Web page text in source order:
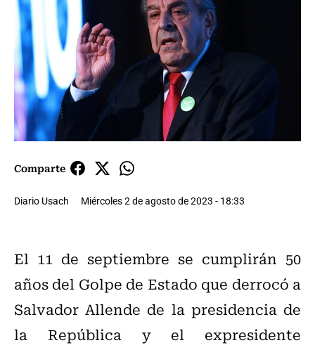
Comparte
Diario Usach Miércoles 2 de agosto de 2023 - 18:33
El 11 de septiembre se cumplirán 50
años del Golpe de Estado que derrocó a
Salvador Allende de la presidencia de
la República y el expresidente